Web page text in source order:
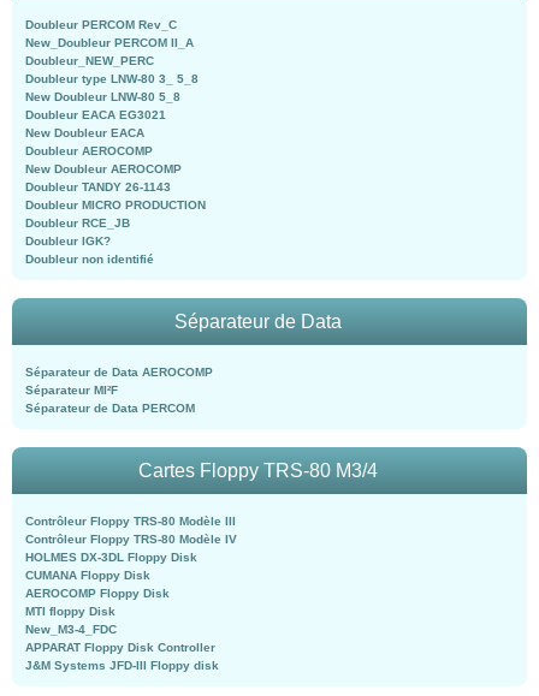
Doubleur PERCOM Rev_C
New_Doubleur PERCOM II_A
Doubleur_NEW_PERC
Doubleur type LNW-80 3_ 5_8
New Doubleur LNW-80 5_8
Doubleur EACA EG3021
New Doubleur EACA
Doubleur AEROCOMP
New Doubleur AEROCOMP
Doubleur TANDY 26-1143
Doubleur MICRO PRODUCTION
Doubleur RCE_JB
Doubleur IGK?
Doubleur non identifié
Séparateur de Data
Séparateur de Data AEROCOMP
Séparateur MI²F
Séparateur de Data PERCOM
Cartes Floppy TRS-80 M3/4
Contrôleur Floppy TRS-80 Modèle III
Contrôleur Floppy TRS-80 Modèle IV
HOLMES DX-3DL Floppy Disk
CUMANA Floppy Disk
AEROCOMP Floppy Disk
MTI floppy Disk
New_M3-4_FDC
APPARAT Floppy Disk Controller
J&M Systems JFD-III Floppy disk